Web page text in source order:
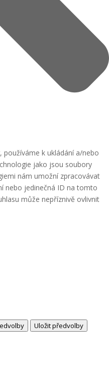
používáme k ukládání a/nebo
jako jsou soubory
nám umožní zpracovávat
nebo jedinečná ID na tomto
může nepříznivě ovlivnit
Uložit předvolby